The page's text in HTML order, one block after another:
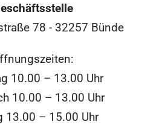
78 - 32257 Bünde
10.00 – 13.00 Uhr
10.00 – 13.00 Uhr
13.00 – 15.00 Uhr